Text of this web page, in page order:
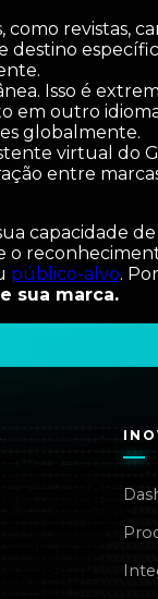
revistas,
Isso é
em outro
globalmente.
virtual do
entre
capacidade
o
público-alvo.
sua marca.